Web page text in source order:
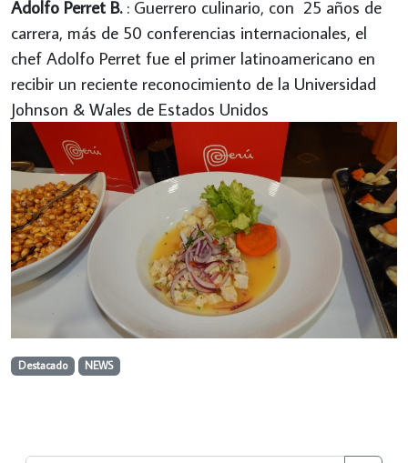
Adolfo Perret B. : Guerrero culinario, con 25 años de
carrera, más de 50 conferencias internacionales, el
chef Adolfo Perret fue el primer latinoamericano en
recibir un reciente reconocimiento de la Universidad
Johnson & Wales de Estados Unidos
Destacado NEWS